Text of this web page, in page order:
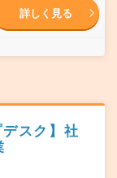
詳しく見る
スク】社